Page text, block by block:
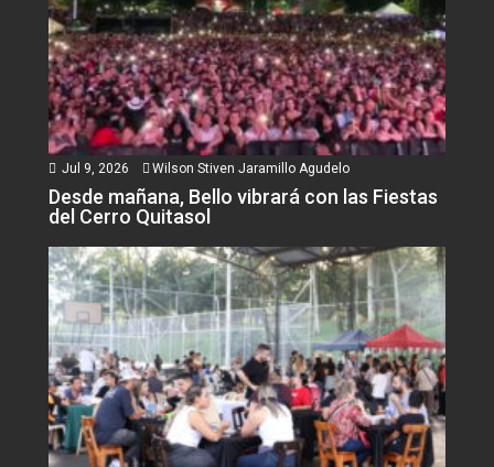
Jul 9, 2026 Wilson Stiven Jaramillo Agudelo
Desde mañana, Bello vibrará con las Fiestas
del Cerro Quitasol